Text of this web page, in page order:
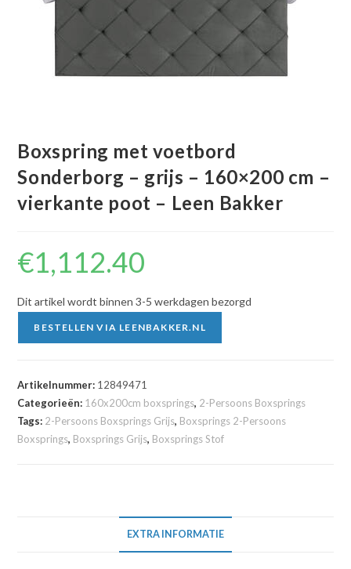
Boxspring met voetbord
Sonderborg – grijs – 160×200 cm –
vierkante poot – Leen Bakker
€1,112.40
Dit artikel wordt binnen 3-5 werkdagen bezorgd
BESTELLEN VIA LEENBAKKER.NL
Artikelnummer: 12849471
Categorieën: 160x200cm boxsprings, 2-Persoons Boxsprings
Tags: 2-Persoons Boxsprings Grijs, Boxsprings 2-Persoons
Boxsprings, Boxsprings Grijs, Boxsprings Stof
EXTRA INFORMATIE